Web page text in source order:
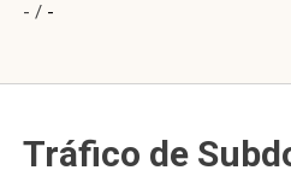
- / -
Tráfico de